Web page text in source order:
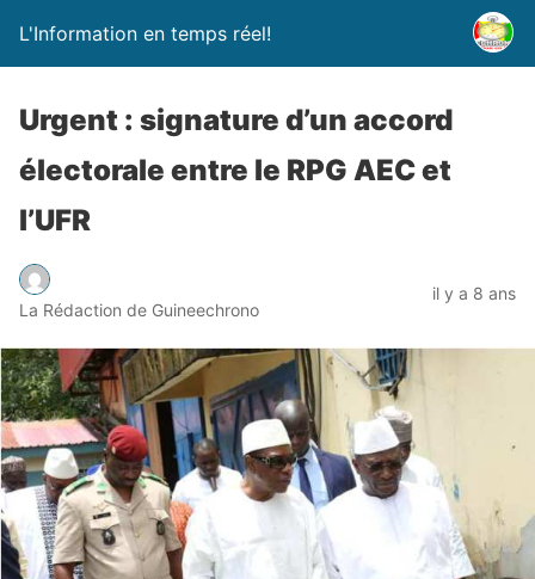
L'Information en temps réel!
Urgent : signature d’un accord
électorale entre le RPG AEC et
l’UFR
La Rédaction de Guineechrono
il y a 8 ans